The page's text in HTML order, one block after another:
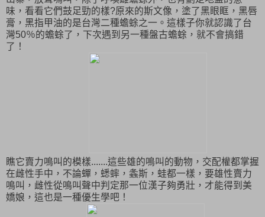
味，看看它們鼓足勁的樣?原來的斯文像，塗了黑眼眶，黑唇
膏，黑指甲油的是台灣二種蟾蜍之一。這樣子你就認識了台
灣50％的蟾蜍了，下次遇到另一種盤古蟾蜍，就不會搞錯
了！
瞧它賣力鳴叫的模樣.......這些雄的鳴叫的動物，交配權都掌握
在雌性手中，不論蟬，蟋蟀，螽斯，蛙都一樣，要雄性賣力
鳴叫，雌性從鳴叫聲中判定那一位漢子夠勇壯，才能得到美
嬌娘，這也是一種優生學吧！